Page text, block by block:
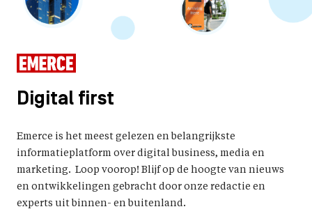
Digital first
Emerce is het meest gelezen en belangrijkste
informatieplatform over digital business, media en
marketing. Loop voorop! Blijf op de hoogte van nieuws
en ontwikkelingen gebracht door onze redactie en
experts uit binnen- en buitenland.